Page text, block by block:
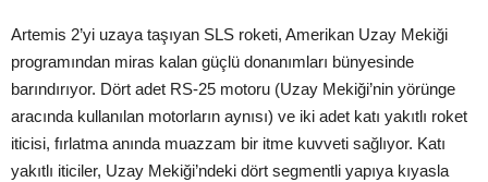
Artemis 2’yi uzaya taşıyan SLS roketi, Amerikan Uzay Mekiği
programından miras kalan güçlü donanımları bünyesinde
barındırıyor. Dört adet RS-25 motoru (Uzay Mekiği’nin yörünge
aracında kullanılan motorların aynısı) ve iki adet katı yakıtlı roket
iticisi, fırlatma anında muazzam bir itme kuvveti sağlıyor. Katı
yakıtlı iticiler, Uzay Mekiği’ndeki dört segmentli yapıya kıyasla